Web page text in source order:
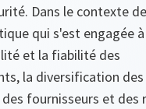
Dans le contexte
qui s'est engagée
et la fiabilité des
la diversification
fournisseurs et des